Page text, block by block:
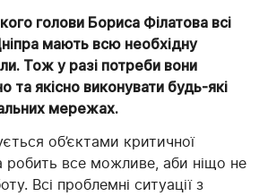
голови Бориса Філатова всі
мають всю необхідну
Тож у разі потреби вони
та якісно виконувати будь-які
мережах.
об’єктами критичної
робить все можливе, аби ніщо не
Всі проблемні ситуації з